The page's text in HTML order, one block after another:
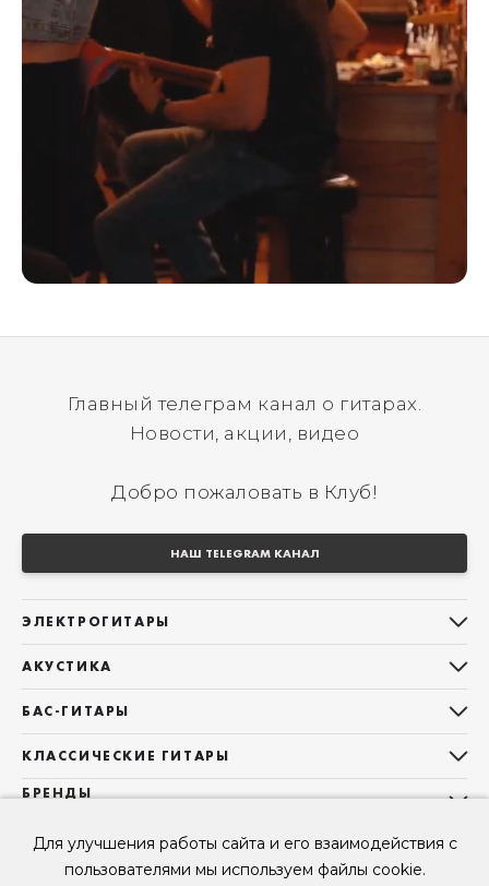
Для улучшения работы сайта и его взаимодействия с
пользователями мы используем файлы cookie.
Главный телеграм канал о гитарах.
Новости, акции, видео
Добро пожаловать в Клуб!
НАШ TELEGRAM КАНАЛ
ЭЛЕКТРОГИТАРЫ
Telecaster
Les Paul
Superstrat
АКУСТИКА
Фолки (ОМ, 000, 00)
Гранд Аудиториум
Б/У, уцененные гитары
БАС-ГИТАРЫ
Precision Bass
КЛАССИЧЕСКИЕ ГИТАРЫ
Все классические гитары
Б/У, уцененные гитары
БРЕНДЫ
Sigma Guitars
Enya Guitars
Контакты